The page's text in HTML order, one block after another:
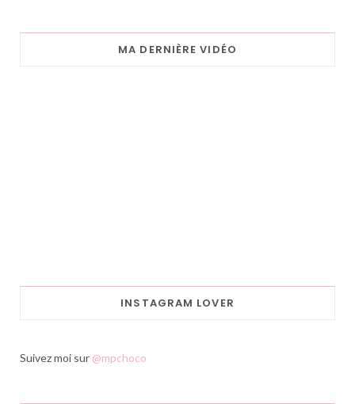
MA DERNIÈRE VIDÉO
INSTAGRAM LOVER
Suivez moi sur @mpchoco